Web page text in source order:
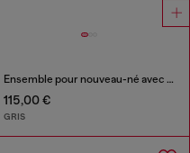
Ensemble pour nouveau-né avec imprimé logo
115,00 €
GRIS